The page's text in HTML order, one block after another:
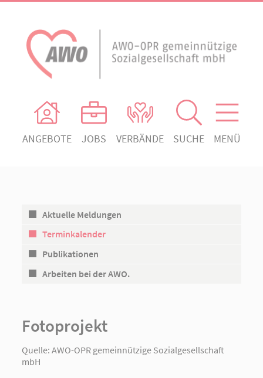
ANGEBOTE JOBS VERBÄNDE SUCHE MENÜ
AWO Ortsverein Rheinsberg
Aktuelle Meldungen
Terminkalender
Publikationen
Arbeiten bei der AWO.
Fotoprojekt
Quelle: AWO-OPR gemeinnützige Sozialgesellschaft
mbH